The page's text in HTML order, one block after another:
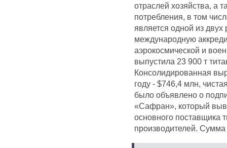
отраслей хозяйства, а
потребления, в том
является одной из
международную
аэрокосмической и
выпустила 23 900 т
Консолидированная
году - $746,4 млн,
было объявлено о
«Сафран», который
основного поставщика
производителей.